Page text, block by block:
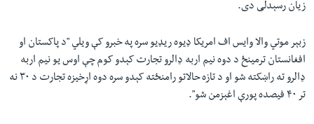
زیان رسېدلی دی.
زبېر موتي والا وایس اف امريکا ډيوه ريډیو سره په خبرو کې ويلي "د پاکستان او
افغانستان ترمينځ د دوه نيم اربه ډالرو تجارت کېدو کوم چې اوس يو نيم اربه
ډالرو ته راښکته شو او د تازه حالاتو رامنځته کېدو سره دوه اړخيزه تجارت د ۳۰ نه
تر ۴۰ فيصده پورې اغېزمن شو".